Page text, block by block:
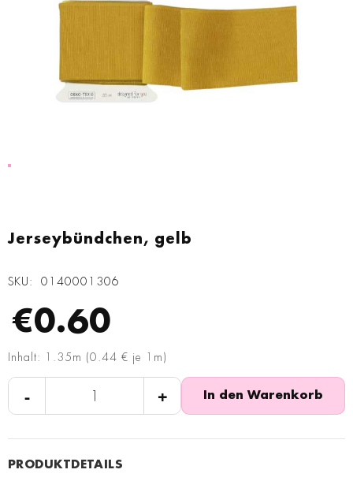
Jerseybündchen, gelb
SKU 0140001306
€0.60
Inhalt: 1.35m (0.44 € je 1m)
- + In den Warenkorb
Anfang
springen